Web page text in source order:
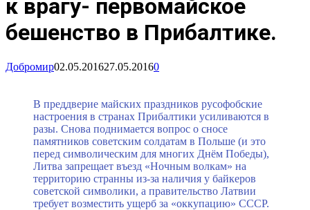
к врагу- первомайское
бешенство в Прибалтике.
Добромир02.05.201627.05.20160
В преддверие майских праздников русофобские
настроения в странах Прибалтики усиливаются в
разы. Снова поднимается вопрос о сносе
памятников советским солдатам в Польше (и это
перед символическим для многих Днём Победы),
Литва запрещает въезд «Ночным волкам» на
территорию странны из-за наличия у байкеров
советской символики, а правительство Латвии
требует возместить ущерб за «оккупацию» СССР.